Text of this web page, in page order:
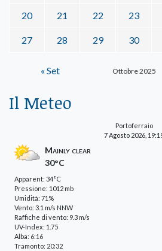
Ottobre 2025
20 21 22 23
27 28 29 30
« Set
Il Meteo
Portoferraio
7 Agosto 2026,
Mainly clear
30°C
Apparent: 34°C
Pressione: 1012 mb
Umidità: 71%
Vento: 3.1 m/s NNW
Raffiche di vento: 9.3 m/s
UV-Index: 1.75
Alba: 6:16
Tramonto: 20:32